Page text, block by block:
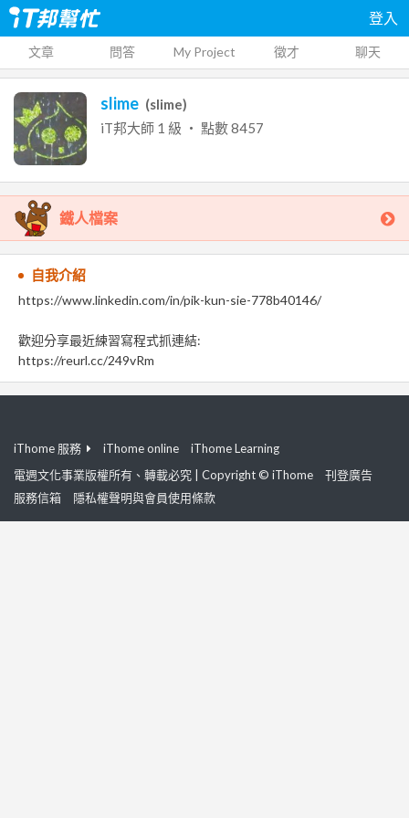
登入
文章 問答 My Project 徵才 聊天
slime (slime)
iT邦大師 1 級 ‧ 點數8457
鐵人檔案
自我介紹
https://www.linkedin.com/in/pik-kun-sie-778b40146/
歡迎分享最近練習寫程式抓連結:
https://reurl.cc/249vRm
iThome 服務 iThome online
iThome Learning
電週文化事業版權所有、轉載必究 | Copyright © iThome
刊登廣告
服務信箱
隱私權聲明與會員使用條款